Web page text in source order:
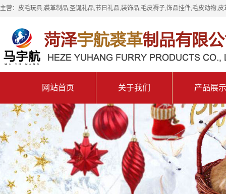
主营：皮毛玩具,裘革制品,圣诞礼品,节日礼品,装饰品,毛皮褥子,饰品挂件,毛皮动物,
网站首页 关于我们 产品展示